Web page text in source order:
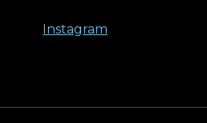
Instagram